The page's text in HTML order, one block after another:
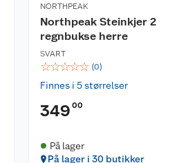
NORTHPEAK
Northpeak Steinkjer 2
regnbukse herre
SVART
☆☆☆☆☆ (0)
Finnes i 5 størrelser
349 00
På lager
På lager i 30 butikker